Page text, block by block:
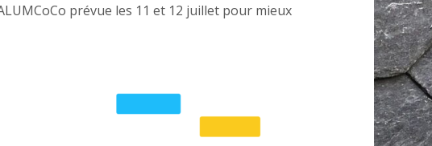
prévue les 11 et 12 juillet pour mieux